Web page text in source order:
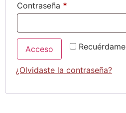
Contraseña *
Recuérdame
Acceso
¿Olvidaste la contraseña?